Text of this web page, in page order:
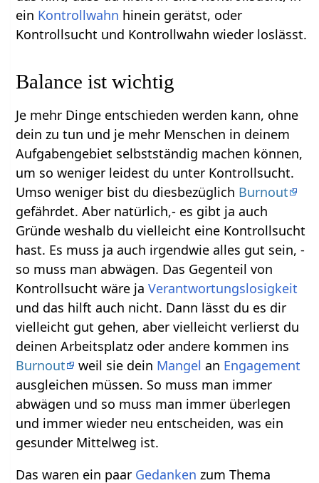
ein Kontrollwahn hinein gerätst, oder
Kontrollsucht und Kontrollwahn wieder loslässt.
Balance ist wichtig
Je mehr Dinge entschieden werden kann, ohne
dein zu tun und je mehr Menschen in deinem
Aufgabengebiet selbstständig machen können,
um so weniger leidest du unter Kontrollsucht.
Umso weniger bist du diesbezüglich Burnout
gefährdet. Aber natürlich,- es gibt ja auch
Gründe weshalb du vielleicht eine Kontrollsucht
hast. Es muss ja auch irgendwie alles gut sein, -
so muss man abwägen. Das Gegenteil von
Kontrollsucht wäre jaVerantwortungslosigkeit
und das hilft auch nicht. Dann lässt du es dir
vielleicht gut gehen, aber vielleicht verlierst du
deinen Arbeitsplatz oder andere kommen ins
Burnout
weil sie dein Mangel an Engagement
ausgleichen müssen. So muss man immer
abwägen und so muss man immer überlegen
und immer wieder neu entscheiden, was ein
gesunder Mittelweg ist.
Das waren ein paar Gedanken zum Thema